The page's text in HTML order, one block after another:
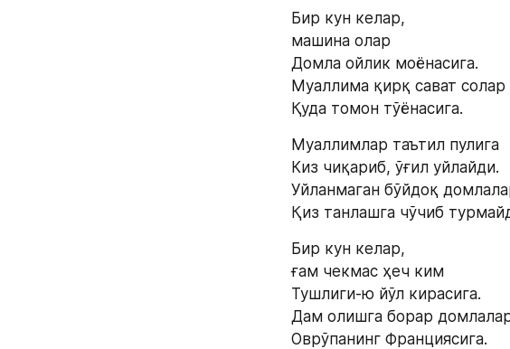
Бир кун келар,
машина олар
Домла ойлик моёнасига.
Муаллима қирқ сават солар
Қуда томон тўёнасига.
Муаллимлар таътил пулига
Киз чиқариб, ўғил уйлайди.
Уйланмаган бўйдоқ
Қиз танлашга чўчиб
Бир кун келар,
ғам чекмас ҳеч ким
Тушлиги-ю йўл кирасига.
Дам олишга борар
Оврўпанинг Франциясига.